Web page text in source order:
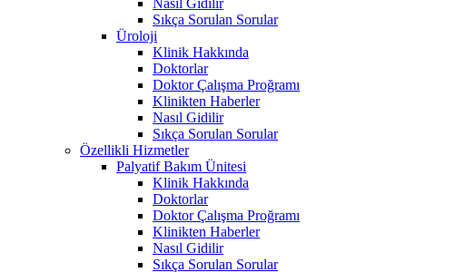
Sıkça Sorulan Sorular
Üroloji
Klinik Hakkında
Doktorlar
Doktor Çalışma Proğramı
Klinikten Haberler
Nasıl Gidilir
Sıkça Sorulan Sorular
Özellikli Hizmetler
Palyatif Bakım Ünitesi
Klinik Hakkında
Doktorlar
Doktor Çalışma Proğramı
Klinikten Haberler
Nasıl Gidilir
Sıkça Sorulan Sorular